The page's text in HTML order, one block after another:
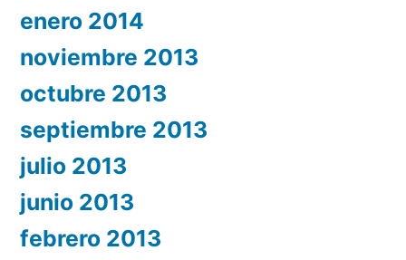
enero 2014
noviembre 2013
octubre 2013
septiembre 2013
julio 2013
junio 2013
febrero 2013